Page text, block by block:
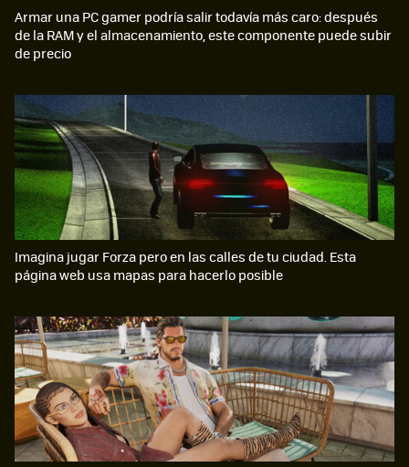
Armar una PC gamer podría salir todavía más caro: después
de la RAM y el almacenamiento, este componente puede subir
de precio
Imagina jugar Forza pero en las calles de tu ciudad. Esta
página web usa mapas para hacerlo posible